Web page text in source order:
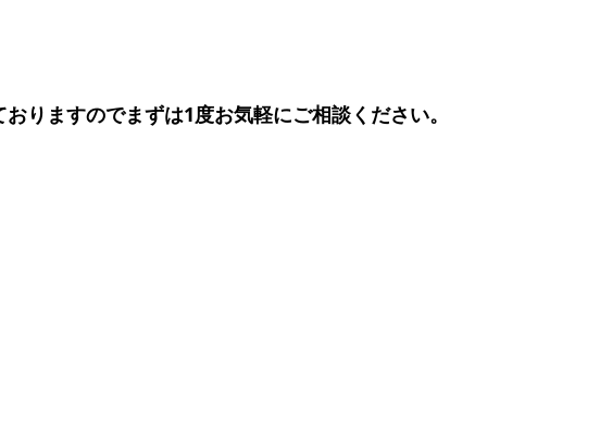
りますのでまずは1度お気軽にご相談ください。